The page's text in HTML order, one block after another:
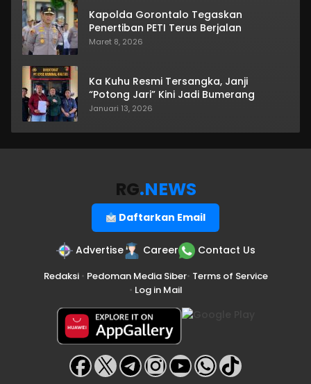
Kapolda Gorontalo Tegaskan
Penertiban PETI Terus Berjalan
Maret 8, 2026
Ka Kuhu Resmi Tersangka, Janji
“Potong Jari” Kini Jadi Bumerang
Januari 13, 2026
RG.NEWS
Daftarkan Email
Advertise Career Contact Us
Redaksi• Pedoman Media Siber• Terms of Service
• Log in Mail